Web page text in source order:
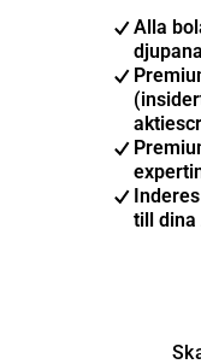
Alla
till dina